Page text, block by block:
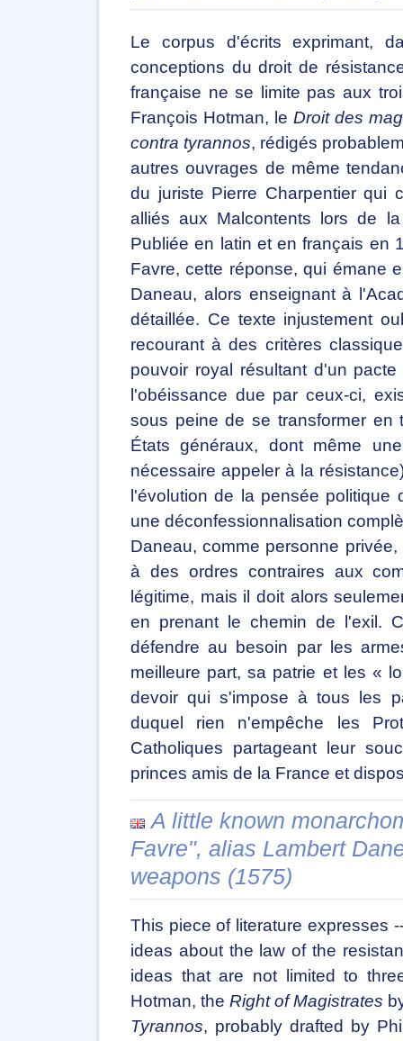
Le corpus d'écrits exprimant,
conceptions du droit de
française ne se limite pas aux
François Hotman, leDroit des
contra tyrannos, rédigés
autres ouvrages de même
du juriste Pierre Charpentier qui
alliés aux Malcontents lors de
Publiée en latin et en français en
Favre, cette réponse, qui émane
Daneau, alors enseignant à
détaillée. Ce texte injustement
recourant à des critères
pouvoir royal résultant d'un
l'obéissance due par ceux-ci,
sous peine de se transformer
États généraux, dont même
nécessaire appeler à la
l'évolution de la pensée
une déconfessionnalisation
Daneau, comme personne
à des ordres contraires aux
légitime, mais il doit alors
en prenant le chemin de l'exil.
défendre au besoin par les
meilleure part, sa patrie et les «
devoir qui s'impose à tous les
duquel rien n'empêche les
Catholiques partageant leur
princes amis de la France et
A little known
Favre", alias Lambert
weapons (1575)
This piece of literature expresses
ideas about the law of the
ideas that are not limited to
Hotman, the Right of Magistrates
Tyrannos, probably drafted by